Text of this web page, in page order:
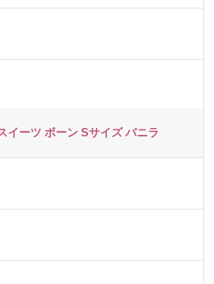
イーツ ボーン Sサイズ バニラ